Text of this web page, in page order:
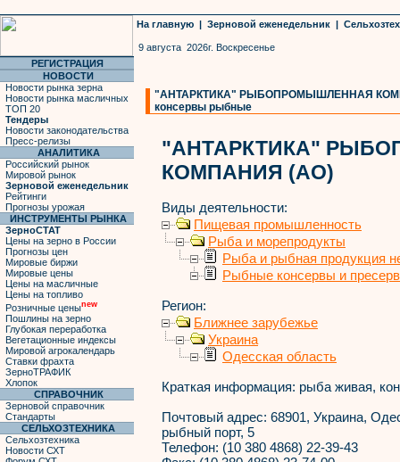
На главную | Зерновой еженедельник |
9 августа 2026г. Воскресенье
РЕГИСТРАЦИЯ
НОВОСТИ
Новости рынка зерна
Новости рынка масличных
ТОП 20
Тендеры
Новости законодательства
Пресс-релизы
АНАЛИТИКА
Российский рынок
Мировой рынок
Зерновой еженедельник
Рейтинги
Прогнозы урожая
ИНСТРУМЕНТЫ РЫНКА
ЗерноСТАТ
Цены на зерно в России
Прогнозы цен
Мировые биржи
Мировые цены
Цены на масличные
Цены на топливо
Розничные ценыnew
Пошлины на зерно
Глубокая переработка
Вегетационные индексы
Мировой агрокалендарь
Ставки фрахта
ЗерноТРАФИК
Хлопок
СПРАВОЧНИК
Зерновой справочник
Стандарты
СЕЛЬХОЗТЕХНИКА
Сельхозтехника
Новости СХТ
"АНТАРКТИКА" РЫБОПРОМЫШЛЕННАЯ
консервы рыбные
"АНТАРКТИКА"
КОМПАНИЯ (АО)
Виды деятельности:
Пищевая промышленность
Рыба и морепродукты
Рыба и рыбная продукция
Рыбные консервы и
Регион:
Ближнее зарубежье
Украина
Одесская область
Краткая информация: рыба живая,
Почтовый адрес: 68901, Украина,
рыбный порт, 5
Телефон: (10 380 4868) 22-39-43